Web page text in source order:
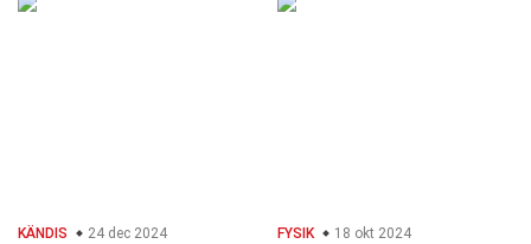
KÄNDIS 24 dec 2024 FYSIK 18 okt 2024